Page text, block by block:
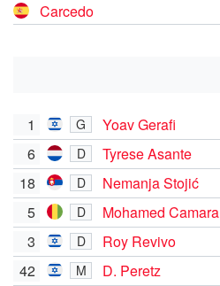
Carcedo
1 G
Yoav Gerafi
6
D Tyrese Asante
18 D
Nemanja Stojić
5
D Mohamed Camara
3 D
Roy Revivo
42
M
D. Peretz